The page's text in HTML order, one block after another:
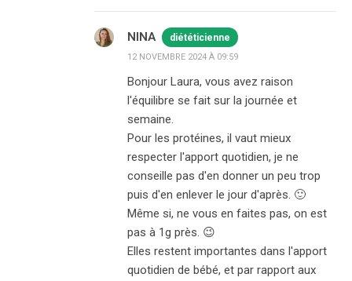
NINA diététicienne
12 NOVEMBRE 2024 À 09:59
Bonjour Laura, vous avez raison
l'équilibre se fait sur la journée et
semaine.
Pour les protéines, il vaut mieux
respecter l'apport quotidien, je ne
conseille pas d'en donner un peu trop
puis d'en enlever le jour d'après. 🙂
Même si, ne vous en faites pas, on est
pas à 1g près. 😉
Elles restent importantes dans l'apport
quotidien de bébé, et par rapport aux